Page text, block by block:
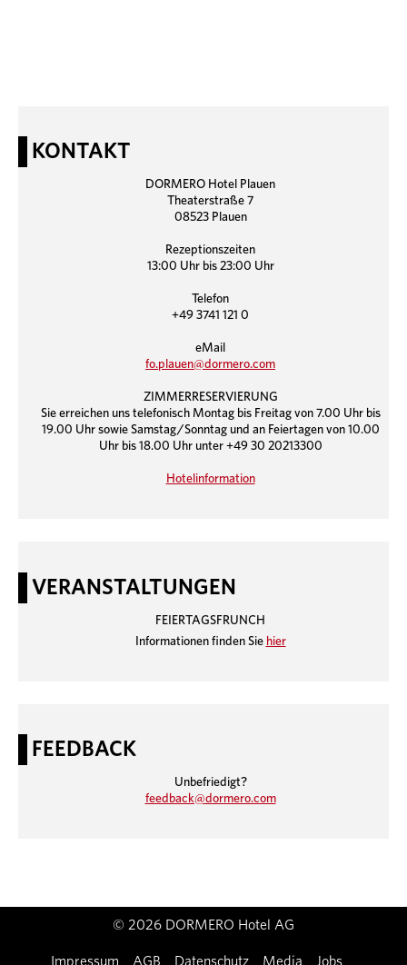
KONTAKT
DORMERO Hotel Plauen
Theaterstraße 7
08523 Plauen
Rezeptionszeiten
13:00 Uhr bis 23:00 Uhr
Telefon
+49 3741 121 0
eMail
fo.plauen@dormero.com
ZIMMERRESERVIERUNG
Sie erreichen uns telefonisch Montag bis Freitag von 7.00 Uhr bis
19.00 Uhr sowie Samstag/Sonntag und an Feiertagen von 10.00
Uhr bis 18.00 Uhr unter +49 30 20213300
Hotelinformation
VERANSTALTUNGEN
FEIERTAGSFRUNCH
Informationen finden Sie hier
FEEDBACK
Unbefriedigt?
feedback@dormero.com
© 2026 DORMERO Hotel AG
Impressum AGB Datenschutz Media Jobs